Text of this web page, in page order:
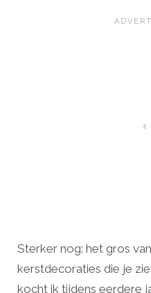
Sterker nog: het gros
kerstdecoraties die je
kocht ik tijdens eerdere